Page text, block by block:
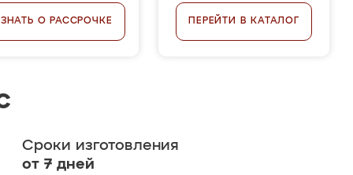
О РАССРОЧКЕ ПЕРЕЙТИ В КАТАЛОГ
Сроки изготовления
от 7 дней